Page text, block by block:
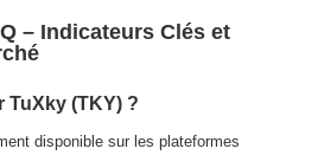
– Indicateurs Clés et
TuXky (TKY) ?
disponible sur les plateformes